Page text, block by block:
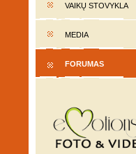
VAIKŲ STOVYKLA
MEDIA
FORUMAS